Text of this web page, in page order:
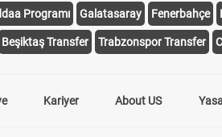
Programı Galatasaray Fenerbahçe
Beşiktaş Transfer Trabzonspor Transfer
Kariyer About US